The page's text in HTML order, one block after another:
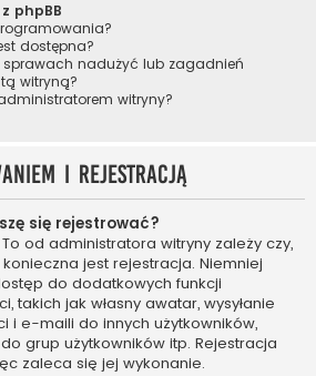
phpBB
dostępna?
sprawach nadużyć lub zagadnień
witryną?
witryny?
i rejestracją
się rejestrować?
od administratora witryny zależy czy,
jest rejestracja. Niemniej
do dodatkowych funkcji
takich jak własny awatar, wysyłanie
i e-maili do innych użytkowników,
grup użytkowników itp. Rejestracja
zaleca się jej wykonanie.